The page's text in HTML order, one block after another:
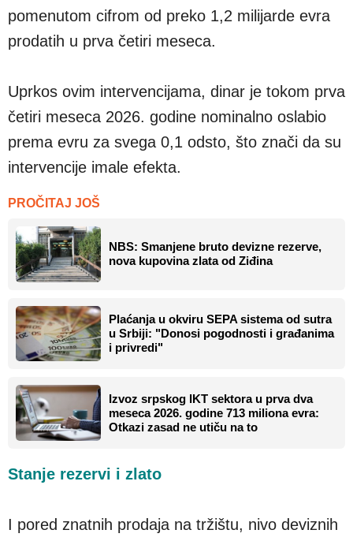
pomenutom cifrom od preko 1,2 milijarde evra
prodatih u prva četiri meseca.
Uprkos ovim intervencijama, dinar je tokom prva
četiri meseca 2026. godine nominalno oslabio
prema evru za svega 0,1 odsto, što znači da su
intervencije imale efekta.
PROČITAJ JOŠ
NBS: Smanjene bruto devizne rezerve,
nova kupovina zlata od Ziđina
Plaćanja u okviru SEPA sistema od sutra
u Srbiji: "Donosi pogodnosti i građanima
i privredi"
Izvoz srpskog IKT sektora u prva dva
meseca 2026. godine 713 miliona evra:
Otkazi zasad ne utiču na to
Stanje rezervi i zlato
I pored znatnih prodaja na tržištu, nivo deviznih